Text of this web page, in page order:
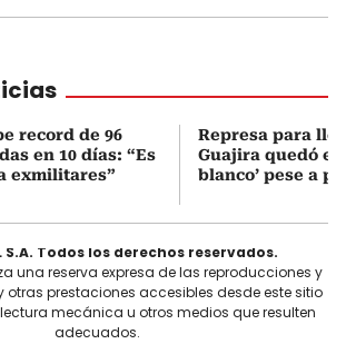
record de 96
en 10 días: “Es
exmilitares”
Represa para
Guajira quedó en
blanco’ pese a
S.A. Todos los derechos reservados.
una reserva expresa de las reproducciones y
otras prestaciones accesibles desde este sitio
mecánica u otros medios que resulten
adecuados.